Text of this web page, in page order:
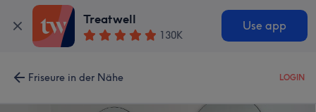
Treatwell
130K
Use app
Friseure in der Nähe LOGIN